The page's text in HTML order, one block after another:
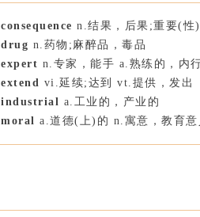
consequence n.结果，后果;重要(性
drug n.药物;麻醉品，毒品
expert n.专家，能手 a.熟练的，内
extend vi.延续;达到 vt.提供，发出
industrial a.工业的，产业的
moral a.道德(上)的 n.寓意，教育意